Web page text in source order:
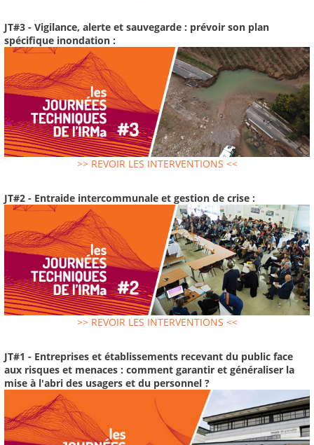
JT#3 - Vigilance, alerte et sauvegarde : prévoir son plan
spécifique inondation :
>> REVOIR LES INTERVENTIONS <<
JT#2 - Entraide intercommunale et gestion de crise :
>> REVOIR LES INTERVENTIONS <<
JT#1 - Entreprises et établissements recevant du public face
aux risques et menaces : comment garantir et généraliser la
mise à l'abri des usagers et du personnel ?